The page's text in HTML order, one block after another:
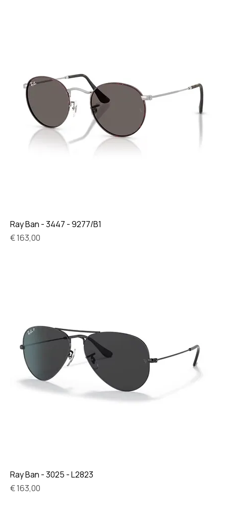
Ray Ban - 3447 - 9277/B1
Prijs
€ 163,00
Ray Ban - 3025 - L2823
Prijs
€ 163,00